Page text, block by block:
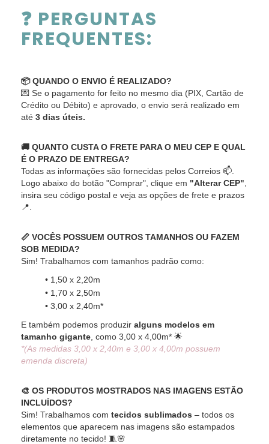
❓ PERGUNTAS
FREQUENTES:
📦 QUANDO O ENVIO É REALIZADO?
💌 Se o pagamento for feito no mesmo dia (PIX, Cartão de
Crédito ou Débito) e aprovado, o envio será realizado em
até 3 dias úteis.
🚚 QUANTO CUSTA O FRETE PARA O MEU CEP E QUAL
É O PRAZO DE ENTREGA?
Todas as informações são fornecidas pelos Correios 📫.
Logo abaixo do botão "Comprar", clique em "Alterar CEP"
insira seu código postal e veja as opções de frete e prazos
📍.
📏 VOCÊS POSSUEM OUTROS TAMANHOS OU FAZEM
SOB MEDIDA?
Sim! Trabalhamos com tamanhos padrão como:
• 1,50 x 2,20m
• 1,70 x 2,50m
• 3,00 x 2,40m*
E também podemos produzir alguns modelos em
tamanho gigante , como 3,00 x 4,00m* 🌟
*(As medidas 3,00 x 2,40m e 3,00 x 4,00m possuem
emenda discreta)
🎨 OS PRODUTOS MOSTRADOS NAS IMAGENS ESTÃO
INCLUÍDOS?
Sim! Trabalhamos com tecidos sublimados – todos os
elementos que aparecem nas imagens são estampados
diretamente no tecido! 🧵🌸